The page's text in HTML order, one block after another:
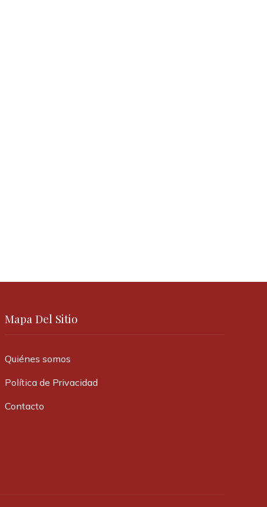
Mapa Del Sitio
Quiénes somos
Política de Privacidad
Contacto